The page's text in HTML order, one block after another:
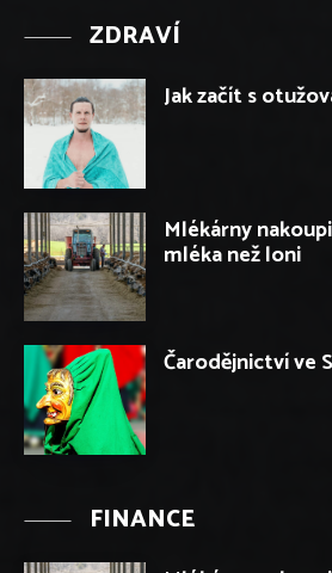
ZDRAVÍ
Jak začít s
Mlékárny
mléka než loni
Čarodějnictví ve
FINANCE